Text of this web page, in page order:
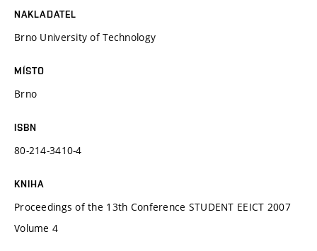
NAKLADATEL
Brno University of Technology
MÍSTO
Brno
ISBN
80-214-3410-4
KNIHA
Proceedings of the 13th Conference STUDENT EEICT 2007
Volume 4